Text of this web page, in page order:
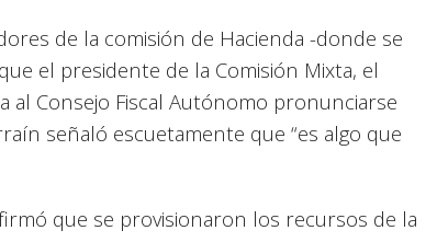
de la comisión de Hacienda -donde se
el presidente de la Comisión Mixta, el
al Consejo Fiscal Autónomo pronunciarse
señaló escuetamente que “es algo que
que se provisionaron los recursos de la